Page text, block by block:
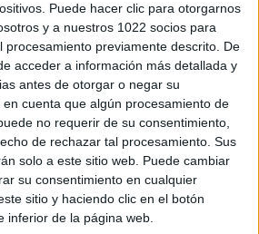
Puede hacer clic para otorgarnos
y a nuestros 1022 socios para
procesamiento previamente descrito. De
acceder a información más detallada y
antes de otorgar o negar su
en cuenta que algún procesamiento de
no requerir de su consentimiento,
de rechazar tal procesamiento. Sus
solo a este sitio web. Puede cambiar
su consentimiento en cualquier
sitio y haciendo clic en el botón
inferior de la página web.
Más días
DEL EQUIPO SUNDERLAND EN